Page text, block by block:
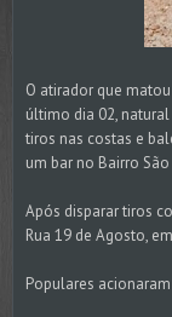
O atirador que
último dia 02,
tiros nas costas e
um bar no Bairro São
Após disparar tiros
Rua 19 de Agosto,
Populares acionaram